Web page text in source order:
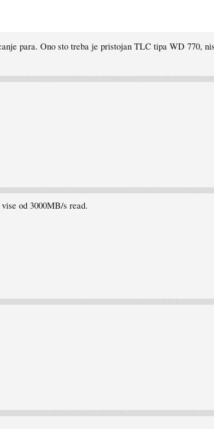
para. Ono sto treba je pristojan TLC tipa WD 770,
od 3000MB/s read.